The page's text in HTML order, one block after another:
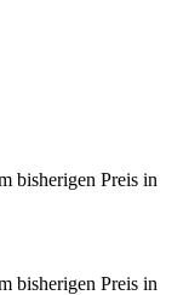
bisherigen Preis in
bisherigen Preis in